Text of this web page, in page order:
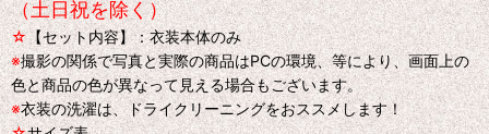
（土日祝を除く）
☆【セット内容】：衣装本体のみ
※撮影の関係で写真と実際の商品はPCの環境、等により、画面上の
色と商品の色が異なって見える場合もございます。
※衣装の洗濯は、ドライクリーニングをおススメします！